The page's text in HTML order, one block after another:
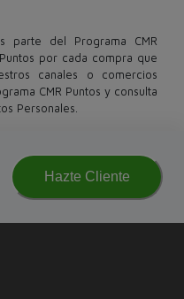
parte del Programa CMR
por cada compra que
canales o comercios
CMR Puntos y consulta
Personales.
Hazte Cliente